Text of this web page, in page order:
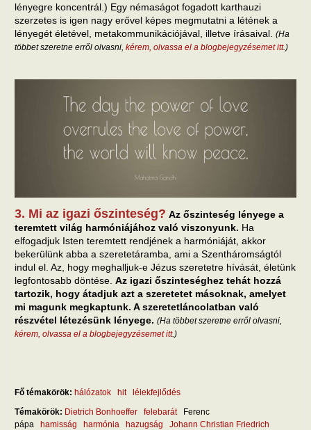
lényegre koncentrál.) Egy némaságot fogadott karthauzi
szerzetes is igen nagy erővel képes megmutatni a létének a
lényegét életével, metakommunikációjával, illetve írásaival. (Ha
többet szeretne erről olvasni, kérem, olvassa el a blogbejegyzésemet itt.)
3. Mi az igazi őszinteség? Az őszinteség lényege a
teremtett világ harmóniájához való viszonyunk. Ha
elfogadjuk Isten teremtett rendjének a harmóniáját, akkor
bekerülünk abba a szeretetáramba, ami a Szentháromságtól
indul el. Az, hogy meghalljuk-e Jézus szeretetre hívását, életünk
legfontosabb döntése. Az igazi őszinteséghez tehát hozzá
tartozik, hogy átadjuk azt a szeretetet másoknak, amelyet
mi magunk megkaptunk. A szeretetláncolatban való
részvétel létezésünk lényege. (Ha többet szeretne erről olvasni,
kérem, olvassa el a blogbejegyzésemet itt.)
Fő témakörök: hálózatok hit
lélekfejlődés
Témakörök: Dietrich Bonhoeffer felebarát
Ferenc
pápa
hamisság harmónia hazugság
Johann Christian Friedrich